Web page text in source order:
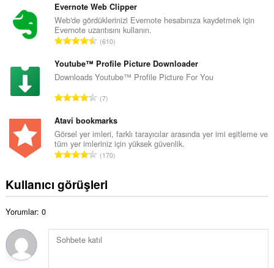
y
s
a
y
ı
s
:
p
l
a
m
y
s
a
y
ı
s
ı
:
Evernote Web Clipper
Web'de gördüklerinizi Evernote hesabınıza kaydetmek için
Evernote uzantısını kullanın.
T
p
l
m
y
s
a
y
s
ı
610
Youtube™ Profile Picture Downloader
Downloads Youtube™ Profile Picture For You
T
p
l
a
m
y
s
ı
s
7
Atavi bookmarks
Görsel yer imleri, farklı tarayıcılar arasında yer imi eşitleme ve
tüm yer imleriniz için yüksek güvenlik.
T
l
o
y
170
Kullanıcı görüşleri
Yorumlar: 0